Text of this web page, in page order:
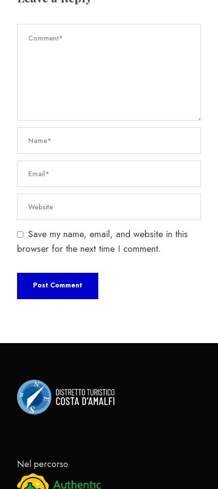
Save my name, email, and website in this
browser for the next time I comment.
Nel percorso